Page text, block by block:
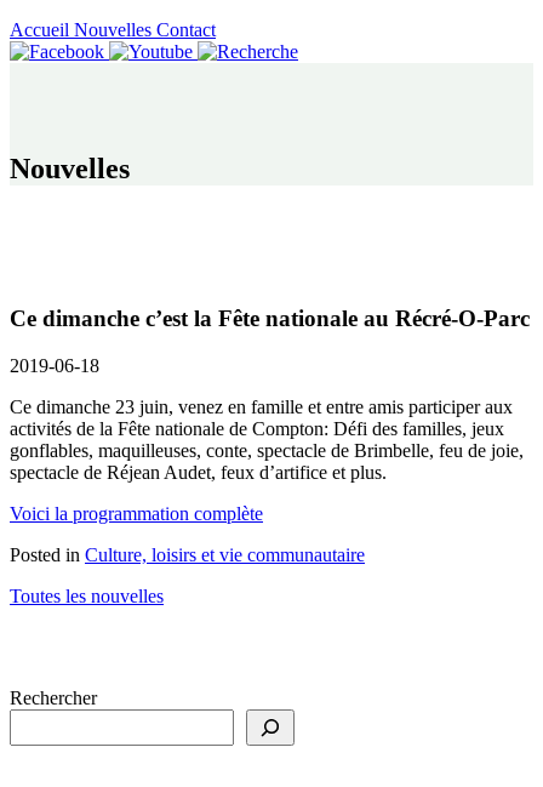
Accueil Nouvelles Contact
Nouvelles
Ce dimanche c’est la Fête nationale au Récré-O-Parc
2019-06-18
Ce dimanche 23 juin, venez en famille et entre amis participer aux
activités de la Fête nationale de Compton: Défi des familles, jeux
gonflables, maquilleuses, conte, spectacle de Brimbelle, feu de joie,
spectacle de Réjean Audet, feux d’artifice et plus.
Voici la programmation complète
Posted in Culture, loisirs et vie communautaire
Toutes les nouvelles
Rechercher